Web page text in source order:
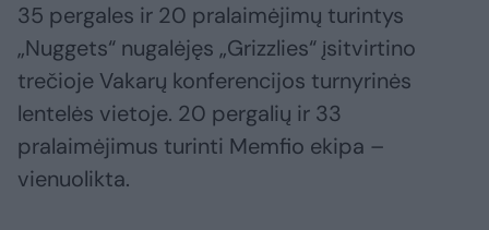
35 pergales ir 20 pralaimėjimų turintys
„Nuggets“ nugalėjęs „Grizzlies“ įsitvirtino
trečioje Vakarų konferencijos turnyrinės
lentelės vietoje. 20 pergalių ir 33
pralaimėjimus turinti Memfio ekipa –
vienuolikta.